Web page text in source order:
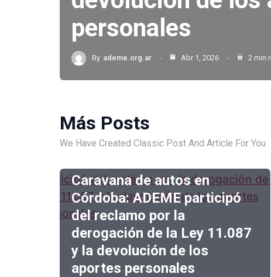
personales
By ademe.org.ar Abr 1, 2026 2 min
Más Posts
We Have Created Classic Post And Article For You
Caravana de autos en
Córdoba: ADEME participó
del reclamo por la
derogación de la Ley 11.087
y la devolución de los
aportes personales